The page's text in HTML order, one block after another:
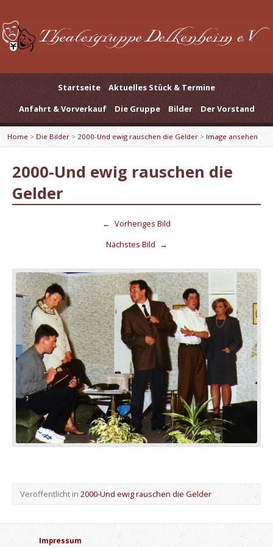
Startseite
Aktuelles Stück & Termine
Anfahrt & Vorverkauf
Die Gruppe Bilder Der Vorstand
Home > Die Bilder> 2000-Und ewig rauschen die Gelder > Image ansehen
2000-Und ewig rauschen die
Gelder
← Vorheriges Bild
Nächstes Bild →
Veröffentlicht in2000-Und ewig rauschen die Gelder
Impressum